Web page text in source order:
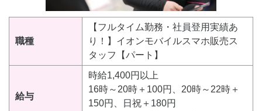
職種
【フルタイム勤務・社員登用実績あ
り！】イオンモバイルスマホ販売ス
タッフ【パート】
給与
時給1,400円以上
16時～20時＋100円、20時～22時＋
150円、日祝＋180円